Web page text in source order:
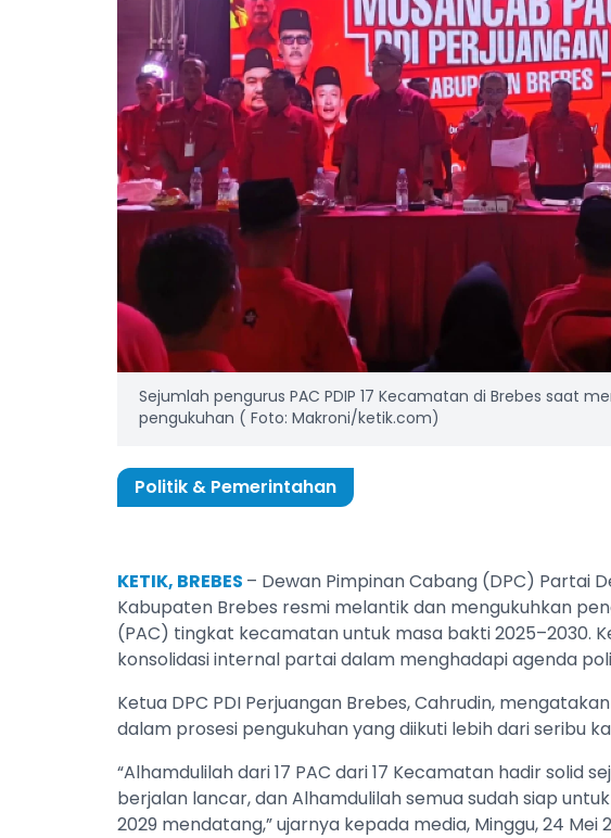
Sejumlah pengurus PAC PDIP 17 Kecamatan di Brebes saat
pengukuhan ( Foto: Makroni/ketik.com)
Politik & Pemerintahan
KETIK, BREBES – Dewan Pimpinan Cabang (DPC) Partai
Kabupaten Brebes resmi melantik dan mengukuhkan
(PAC) tingkat kecamatan untuk masa bakti 2025–2030.
konsolidasi internal partai dalam menghadapi agenda
Ketua DPC PDI Perjuangan Brebes, Cahrudin,
dalam prosesi pengukuhan yang diikuti lebih dari seribu
“Alhamdulilah dari 17 PAC dari 17 Kecamatan hadir solid
berjalan lancar, dan Alhamdulilah semua sudah siap
2029 mendatang,” ujarnya kepada media, Minggu, 24 Mei